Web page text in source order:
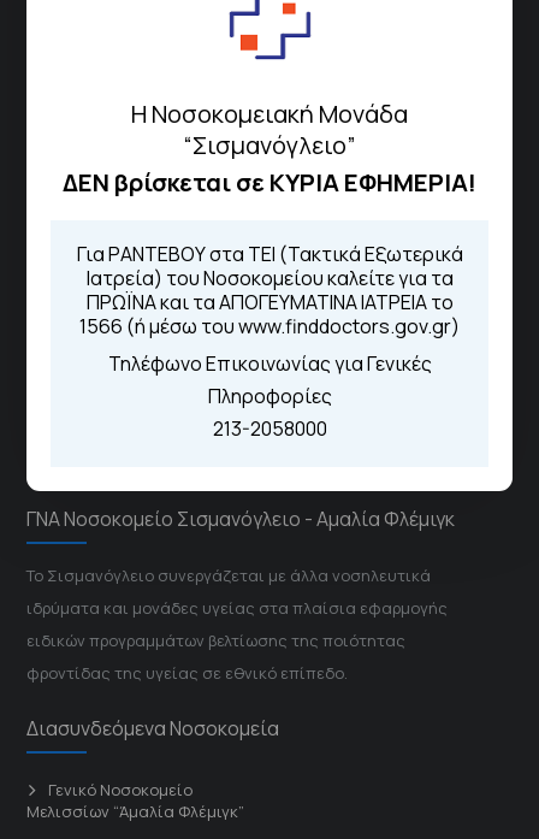
Η Νοσοκομειακή Μονάδα
“Σισμανόγλειο”
ΔΕΝ βρίσκεται σε ΚΥΡΙΑ ΕΦΗΜΕΡΙΑ!
Για ΡΑΝΤΕΒΟΥ στα ΤΕΙ (Τακτικά Εξωτερικά
Ιατρεία) του Νοσοκομείου καλείτε για τα
ΠΡΩΪΝΑ και τα ΑΠΟΓΕΥΜΑΤΙΝΑ ΙΑΤΡΕΙΑ το
1566 (ή μέσω του www.finddoctors.gov.gr)
Τηλέφωνο Επικοινωνίας για Γενικές
Πληροφορίες
213-2058000
Περιοχής
Πως να έρθετε με ΜΜΜ
Για τα πρωινά και τα απογευματινά
ιατρεία:
Από τον ιστότοποeΡαντεβού
Καλώντας στην φωνητική πύλη του
1566
Μέσω της εφαρμογής "MyHealth
ΓΝΑ Νοσοκομείο Σισμανόγλειο - Αμαλία Φλέμιγκ
Το Σισμανόγλειο συνεργάζεται με άλλα νοσηλευτικά
ιδρύματα και μονάδες υγείας στα πλαίσια εφαρμογής
ειδικών προγραμμάτων βελτίωσης της ποιότητας
φροντίδας της υγείας σε εθνικό επίπεδο.
Διασυνδεόμενα Νοσοκομεία
Γενικό Νοσοκομείο
Μελισσίων “Άμαλία Φλέμιγκ”